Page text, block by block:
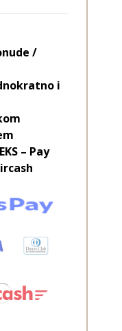
/
i
– Pay